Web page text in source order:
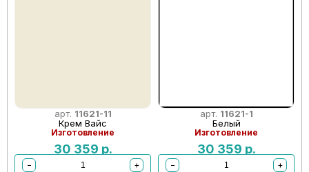
арт. 11621-11
Крем Вайс
Изготовление
30 359 р.
−
+
арт. 11621-1
Белый
Изготовление
30 359 р.
−
+